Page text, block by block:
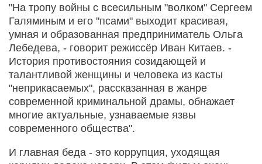
"На тропу войны с всесильным "волком" Сергеем
Галяминым и его "псами" выходит красивая,
умная и образованная предприниматель Ольга
Лебедева, - говорит режиссёр Иван Китаев. -
История противостояния созидающей и
талантливой женщины и человека из касты
"неприкасаемых", рассказанная в жанре
современной криминальной драмы, обнажает
многие актуальные, узнаваемые язвы
современного общества".
И главная беда - это коррупция, уходящая